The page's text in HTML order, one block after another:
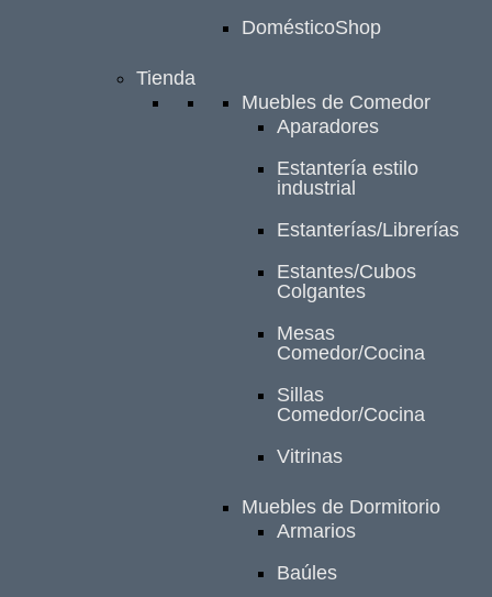
DomésticoShop
Tienda
Muebles de Comedor
Aparadores
Estantería estilo
industrial
Estanterías/Librerías
Estantes/Cubos
Colgantes
Mesas
Comedor/Cocina
Sillas
Comedor/Cocina
Vitrinas
Muebles de Dormitorio
Armarios
Baúles